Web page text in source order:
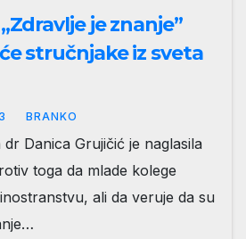
je znanje”
stručnjake iz sveta
BRANKO
Danica Grujičić je naglasila
toga da mlade kolege
ali da veruje da su